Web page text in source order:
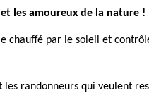
les amoureux de la nature !
chauffé par le soleil et
les randonneurs qui veulent